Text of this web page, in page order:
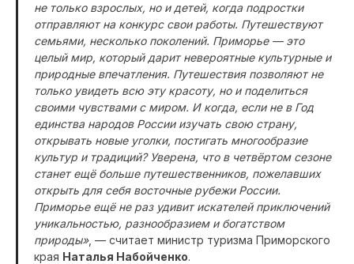
не только взрослых, но и детей, когда подростки
отправляют на конкурс свои работы. Путешествуют
семьями, несколько поколений. Приморье — это
целый мир, который дарит невероятные культурные и
природные впечатления. Путешествия позволяют не
только увидеть всю эту красоту, но и поделиться
своими чувствами с миром. И когда, если не в Год
единства народов России изучать свою страну,
открывать новые уголки, постигать многообразие
культур и традиций? Уверена, что в четвёртом сезоне
станет ещё больше путешественников, пожелавших
открыть для себя восточные рубежи России.
Приморье ещё не раз удивит искателей приключений
уникальностью, разнообразием и богатством
природы», — считает министр туризма Приморского
края Наталья Набойченко.